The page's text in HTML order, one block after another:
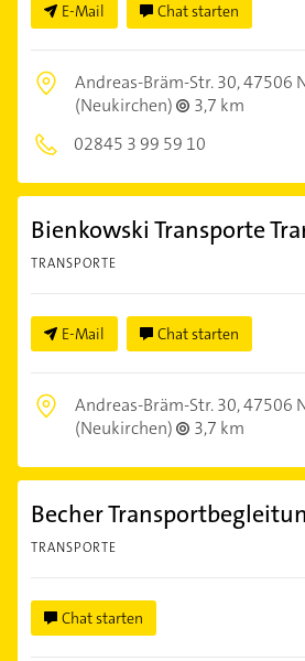
E-Mail Chat starten
Andreas-Bräm-Str. 30,47506
(Neukirchen)
3,7 km
02845 3 99 59 10
Bienkowski Transporte
TRANSPORTE
E-Mail Chat starten
Andreas-Bräm-Str. 30,47506
(Neukirchen)
3,7 km
Becher
TRANSPORTE
Chat starten